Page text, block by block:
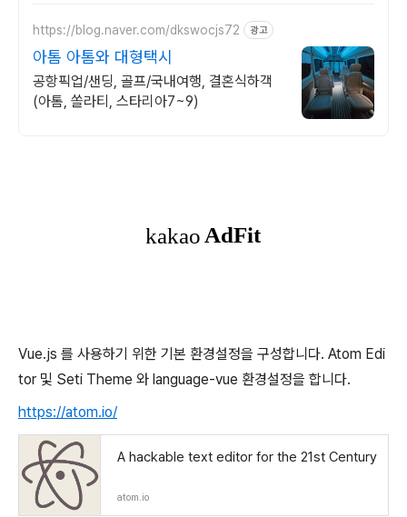
https://blog.naver.com/dkswocjs72 광고
아톰 아톰와 대형택시
공항픽업/샌딩, 골프/국내여행, 결혼식하객
(아톰, 쏠라티, 스타리아7~9)
Vue.js 를 사용하기 위한 기본 환경설정을 구성합니다. Atom Edi
tor 및 Seti Theme 와 language-vue 환경설정을 합니다.
https://atom.io/
A hackable text editor for the 21st Century
atom.io